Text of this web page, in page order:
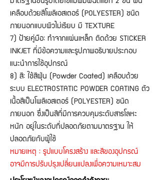
เคลือบด้วยสีโพลิเอสเตอร์ (POLYESTER) ชนิด
ภายนอกแบบผิวไม่เรียบ มี TEXTURE
7) ป้ายคู่มือ: ทำจากแผ่นเหล็ก ติดด้วย STICKER
INKJET ที่มีข้อความและรูปภาพอธิบายประกอบ
แนะนำการใช้อุปกรณ์
8) สี: ใช้สีฝุ่น (Powder Coated) เคลือบด้วย
ระบบ ELECTROSTATIC POWDER COATING ตัว
เนื้อสีเป็นโพลิเอสเตอร์ (POLYESTER) ชนิด
ภายนอก ซึ่งเป็นสีที่มีการควบคุมระดับสารโลหะ
หนัก อยู่ในระดับที่ปลอดภัยตามมาตรฐาน ให้
ปลอดภัยกับผู้ใช้
หมายเหตุ : รูปแบบโครงสร้าง และสีของอุปกรณ์
อาจมีการปรับปรุงเปลี่ยนแปลงเพื่อความเหมาะสม